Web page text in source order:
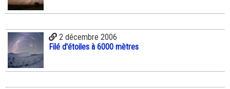
2 décembre 2006
Filé d'étoiles à 6000 mètres